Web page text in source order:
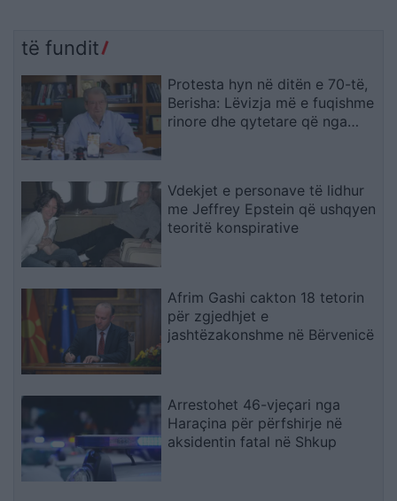
të fundit
Protesta hyn në ditën e 70-të,
Berisha: Lëvizja më e fuqishme
rinore dhe qytetare që nga
Vdekjet e personave të lidhur
me Jeffrey Epstein që ushqyen
teoritë konspirative
Afrim Gashi cakton 18 tetorin
për zgjedhjet e
jashtëzakonshme në Bërvenicë
Arrestohet 46-vjeçari nga
Haraçina për përfshirje në
aksidentin fatal në Shkup